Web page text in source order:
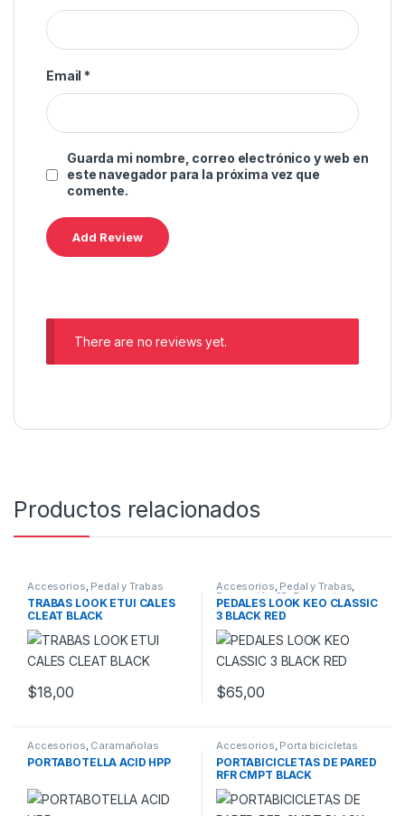
Email *
Guarda mi nombre, correo electrónico y web en
este navegador para la próxima vez que
comente.
There are no reviews yet.
Productos relacionados
Accesorios, Pedal y Trabas
TRABAS LOOK ETUI CALES
CLEAT BLACK
$18,00
Accesorios, Pedal y Trabas,
Promoción 25,Promociones
PEDALES LOOK KEO CLASSIC
3 BLACK RED
$65,00
Accesorios, Caramañolas
PORTABOTELLA ACID HPP
Accesorios, Porta bicicletas
PORTABICICLETAS DE PARED
RFR CMPT BLACK